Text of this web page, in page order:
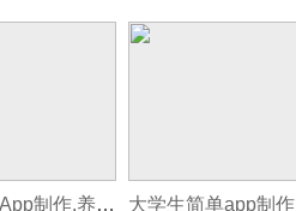
大学生服务类养老App制作,养老app制作